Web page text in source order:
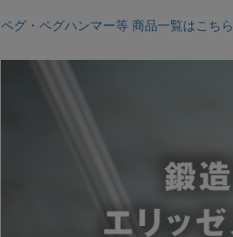
ペグ・ペグハンマー等 商品一覧はこちら